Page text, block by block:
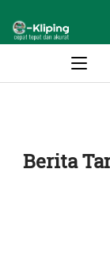
Main Menu
Berita